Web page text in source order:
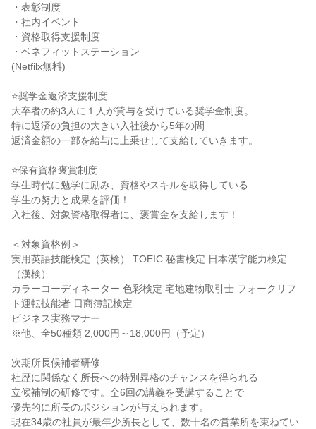
・表彰制度
・社内イベント
・資格取得支援制度
・ベネフィットステーション
(Netfilx無料)
⭐奨学金返済支援制度
大卒者の約3人に１人が貸与を受けている奨学金制度。
特に返済の負担の大きい入社後から5年の間
返済金額の一部を給与に上乗せして支給していきます。
⭐保有資格褒賞制度
学生時代に勉学に励み、資格やスキルを取得している
学生の努力と成果を評価！
入社後、対象資格取得者に、褒賞金を支給します！
＜対象資格例＞
実用英語技能検定（英検） TOEIC 秘書検定 日本漢字能力検定
（漢検）
カラーコーディネーター 色彩検定 宅地建物取引士 フォークリフ
ト運転技能者 日商簿記検定
ビジネス実務マナー
※他、全50種類 2,000円～18,000円（予定）
次期所長候補者研修
社歴に関係なく所長への特別昇格のチャンスを得られる
立候補制の研修です。全6回の講義を受講することで
優先的に所長のポジションが与えられます。
現在34歳の社員が最年少所長として、数十名の営業所を束ねてい